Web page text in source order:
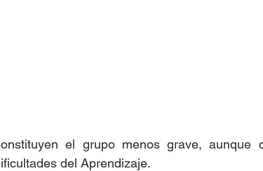
el grupo menos grave,
del Aprendizaje.